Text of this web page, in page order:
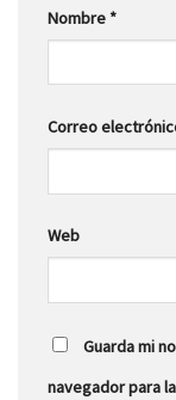
Nombre *
Correo
Web
Guarda mi
navegador para